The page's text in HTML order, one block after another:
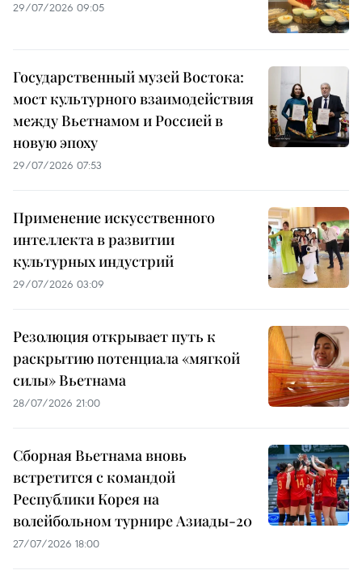
29/07/2026 09:05
Государственный музей Востока:
мост культурного взаимодействия
между Вьетнамом и Россией в
новую эпоху
29/07/2026 07:53
Применение искусственного
интеллекта в развитии
культурных индустрий
29/07/2026 03:09
Резолюция открывает путь к
раскрытию потенциала «мягкой
силы» Вьетнама
28/07/2026 21:00
Сборная Вьетнама вновь
встретится с командой
Республики Корея на
волейбольном турнире Азиады-20
27/07/2026 18:00